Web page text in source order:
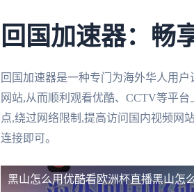
回国加速器：畅
回国加速器是一种专门为海外华人用
网站,从而顺利观看优酷、CCTV等平
点,绕过网络限制,提高访问国内视频网
连接即可。
黑山怎么用优酷看欧洲杯直播黑山怎